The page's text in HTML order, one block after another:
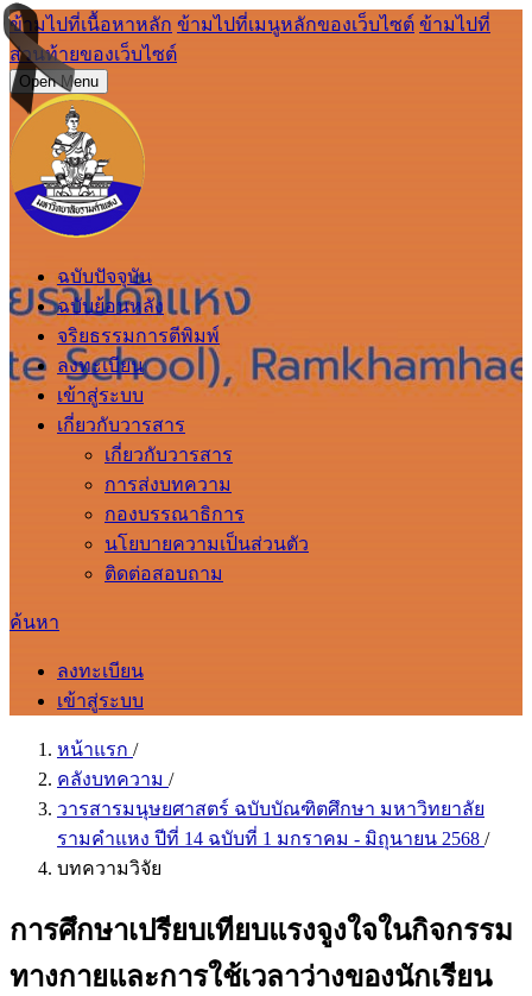
ข้ามไปที่เนื้อหาหลัก ข้ามไปที่เมนูหลักของเว็บไซต์ ข้ามไปที่
ส่วนท้ายของเว็บไซต์
Open Menu
ฉบับปัจจุบัน
ฉบับย้อนหลัง
จริยธรรมการตีพิมพ์
ลงทะเบียน
เข้าสู่ระบบ
เกี่ยวกับวารสาร
เกี่ยวกับวารสาร
การส่งบทความ
กองบรรณาธิการ
นโยบายความเป็นส่วนตัว
ติดต่อสอบถาม
ค้นหา
ลงทะเบียน
เข้าสู่ระบบ
หน้าแรก /
คลังบทความ /
วารสารมนุษยศาสตร์ ฉบับบัณฑิตศึกษา มหาวิทยาลัย
รามคำแหง ปีที่ 14 ฉบับที่ 1 มกราคม - มิถุนายน 2568 /
บทความวิจัย
การศึกษาเปรียบเทียบแรงจูงใจในกิจกรรม
ทางกายและการใช้เวลาว่างของนักเรียน